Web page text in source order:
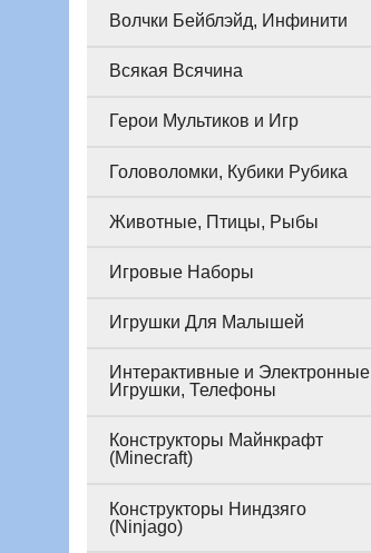
Волчки Бейблэйд, Инфинити
Всякая Всячина
Герои Мультиков и Игр
Головоломки, Кубики Рубика
Животные, Птицы, Рыбы
Игровые Наборы
Игрушки Для Малышей
Интерактивные и Электронные
Игрушки, Телефоны
Конструкторы Майнкрафт
(Minecraft)
Конструкторы Ниндзяго
(Ninjago)